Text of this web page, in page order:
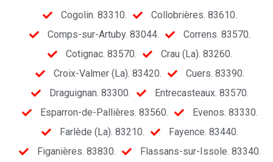
Cogolin. 83310.
Collobrières. 83610.
Comps-sur-Artuby. 83044.
Correns. 83570.
Cotignac. 83570.
Crau (La). 83260.
Croix-Valmer (La). 83420.
Cuers. 83390.
Draguignan. 83300.
Entrecasteaux. 83570.
Esparron-de-Pallières. 83560.
Evenos. 83330.
Farlède (La). 83210.
Fayence. 83440.
Figanières. 83830.
Flassans-sur-Issole. 83340.